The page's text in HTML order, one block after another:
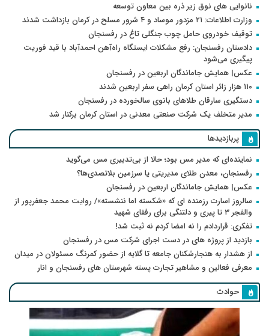
نانوایی های نوق زیر ذره بین معاون توسعه
وزارت اطلاعات: ۲۱ مزدور موساد و ۴ شرور مسلح در کرمان بازداشت شدند
توقیف خودروی حامل چوب جنگلی تاغ در رفسنجان
دادستان رفسنجان: رفع مشکلات ایستگاه راه‌آهن احمدآباد با قید فوریت
پیگیری می‌شود
عکس| همایش جاماندگان اربعین در رفسنجان
۱۱۰ هزار زائر استان کرمان راهی سفر اربعین شدند
دستگیری سارقان طلاهای بانوی سالخورده در رفسنجان
مدیر متخلف یک شرکت صنعتی معدنی در استان کرمان برکنار شد
پربازدیدها
نماینده‌ای که مدیر مس بود؛ حالا از بی‌تدبیری مس می‌گوید
رفسنجان، معدن طلای مدیریتی یا سرزمین بلاتصدی‌ها؟
عکس| همایش جاماندگان اربعین در رفسنجان
سالروز اسارت رزمنده ای که «شکسته اما ننشسته»/ روایت محمد جعفرپور از
والفجر ۳ تا پیری و دلتنگی برای رفقای شهید
تفکری: قراردادم را نه امضا کردم نه ثبت شد!
بازدید از پروژه های در دست اجرای شرکت مس در رفسنجان
از هشدار به هنجارشکنان جامعه تا گلایه از حضور کمرنگ مسئولان در میدان
معرفی فعالین و مشاهیر تجارت پسته شهرستان های رفسنجان و انار
حوادث